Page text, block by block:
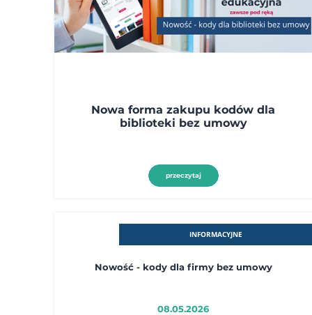
Nowa forma zakupu kodów dla
biblioteki bez umowy
przeczytaj
INFORMACYJNE
Nowość - kody dla firmy bez umowy
08.05.2026